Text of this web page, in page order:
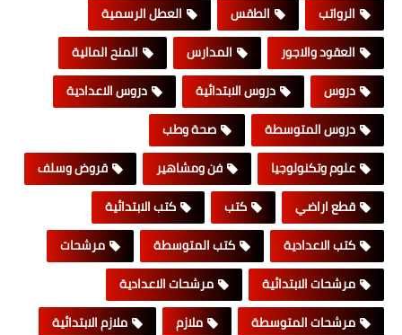
الرواتب
الطقس
العطل الرسمية
العقود والاجور
المدارس
المنح المالية
دروس
دروس الابتدائية
دروس الاعدادية
دروس المتوسطة
صحة وطب
علوم وتكنولوجيا
فن ومشاهير
قروض وسلف
قطع اراضي
كتب
كتب الابتدائية
كتب الاعدادية
كتب المتوسطة
مرشحات
مرشحات الابتدائية
مرشحات الاعدادية
مرشحات المتوسطة
ملازم
ملازم الابتدائية